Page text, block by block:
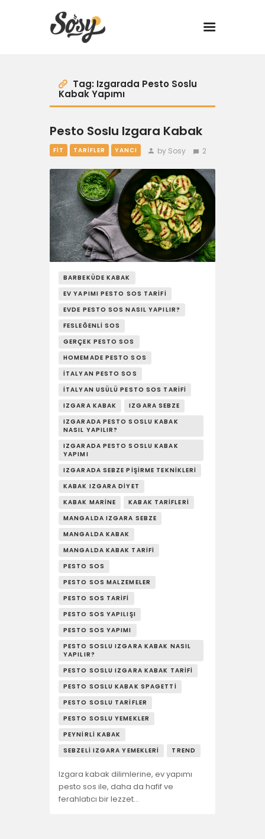
TARİFLER
MANGAL
YANCI
FIT
DRINK
BBQ 101
YAŞAM
SOSY’LE!
Tag: Izgarada Pesto Soslu
Kabak Yapımı
Pesto Soslu Izgara Kabak
FIT TARIFLER YANCI by Sosy 2
BARBEKÜDE KABAK
EV YAPIMI PESTO SOS TARIFI
EVDE PESTO SOS NASIL YAPILIR?
FESLEĞENLI SOS
GERÇEK PESTO SOS
HOMEMADE PESTO SOS
İTALYAN PESTO SOS
İTALYAN USÜLÜ PESTO SOS TARIFI
IZGARA KABAK
IZGARA SEBZE
IZGARADA PESTO SOSLU KABAK
NASIL YAPILIR?
IZGARADA PESTO SOSLU KABAK
YAPIMI
IZGARADA SEBZE PIŞIRME TEKNIKLERI
KABAK IZGARA DIYET
KABAK MARINE
KABAK TARIFLERI
MANGALDA IZGARA SEBZE
MANGALDA KABAK
MANGALDA KABAK TARIFI
PESTO SOS
PESTO SOS MALZEMELER
PESTO SOS TARIFI
PESTO SOS YAPILIŞI
PESTO SOS YAPIMI
PESTO SOSLU IZGARA KABAK NASIL
YAPILIR?
PESTO SOSLU IZGARA KABAK TARIFI
PESTO SOSLU KABAK SPAGETTI
PESTO SOSLU TARIFLER
PESTO SOSLU YEMEKLER
PEYNIRLI KABAK
SEBZELI IZGARA YEMEKLERI
TREND
Izgara kabak dilimlerine, ev yapımı
pesto sos ile, daha da hafif ve
ferahlatıcı bir lezzet…